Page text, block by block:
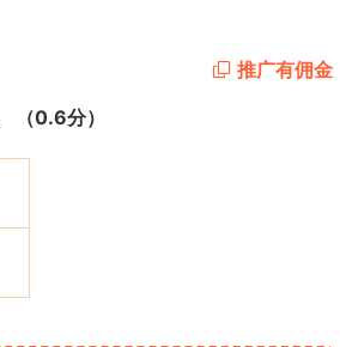
推广有佣金
（0.6分）